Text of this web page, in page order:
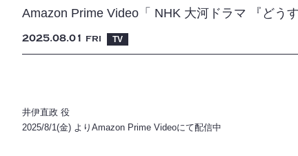
Amazon Prime Video「 NHK 大河ドラマ 『どうす
2025 08 01 FRI TV
井伊直政 役
2025/8/1(金) よりAmazon Prime Videoにて配信中